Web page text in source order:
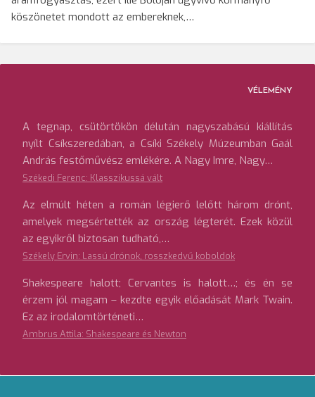
köszönetet mondott az embereknek,…
VÉLEMÉNY
A tegnap, csütörtökön délután nagyszabású kiállítás
nyílt Csíkszeredában, a Csíki Székely Múzeumban Gaál
András festőművész emlékére. A Nagy Imre, Nagy…
Székedi Ferenc: Klasszikussá vált
Az elmúlt héten a román légierő lelőtt három drónt,
amelyek megsértették az ország légterét. Ezek közül
az egyikről biztosan tudható,…
Székely Ervin: Lassú drónok, rosszkedvű koboldok
Shakespeare halott; Cervantes is halott…; és én se
érzem jól magam – kezdte egyik előadását Mark Twain.
Ez az irodalomtörténeti…
Ambrus Attila: Shakespeare és Newton